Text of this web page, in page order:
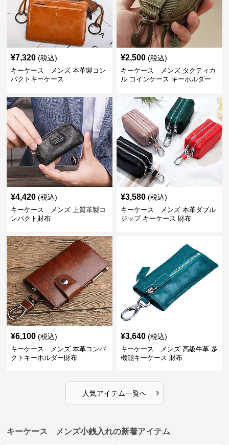
¥7,320 (税込)
キーケース メンズ 本革製コン
パクトキーケース
¥2,500 (税込)
キーケース メンズ タクティカ
ル コインケース キーホルダー
¥4,420 (税込)
キーケース メンズ 上質革製コ
ンパクト財布
¥3,580 (税込)
キーケース メンズ 本革ダブル
ジップ キーケース 財布
¥6,100 (税込)
キーケース メンズ 本革コンパ
クトキーホルダー財布
¥3,640 (税込)
キーケース メンズ 高級牛革 多
機能キーケース 財布
人気アイテム一覧へ ›
キーケース メンズ小銭入れの新着アイテム